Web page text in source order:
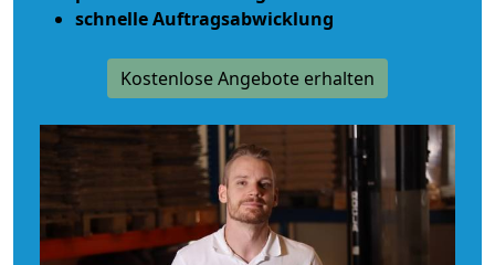
schnelle Auftragsabwicklung
Kostenlose Angebote erhalten